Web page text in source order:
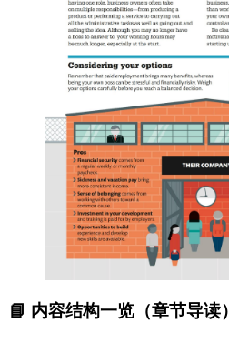
📘 内容结构一览（章节导读）